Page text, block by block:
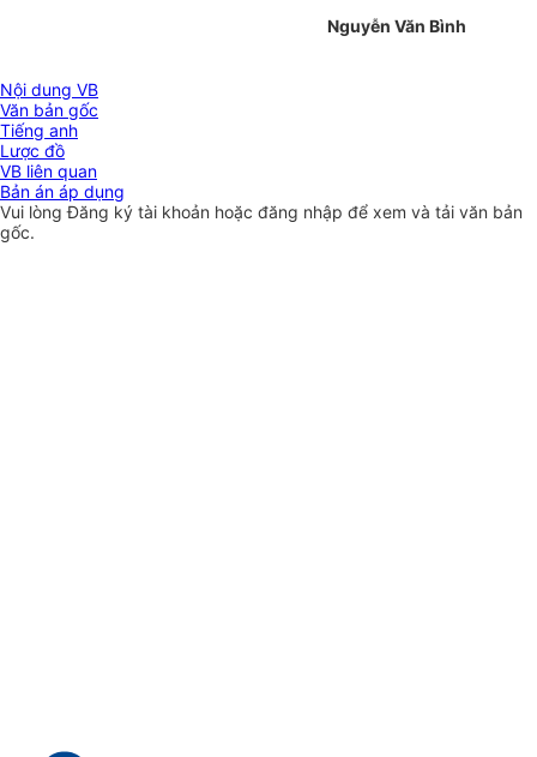
Nguyễn Văn Bình
Nội dung VB
Văn bản gốc
Tiếng anh
Lược đồ
VB liên quan
Bản án áp dụng
Vui lòngĐăng ký tài khoản hoặc đăng nhập để xem và tải văn bản
gốc.